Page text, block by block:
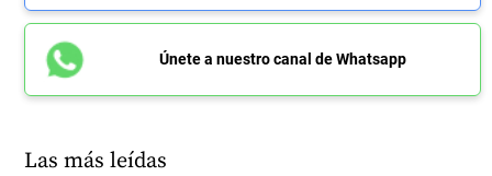
Únete a nuestro canal de Whatsapp
Las más leídas